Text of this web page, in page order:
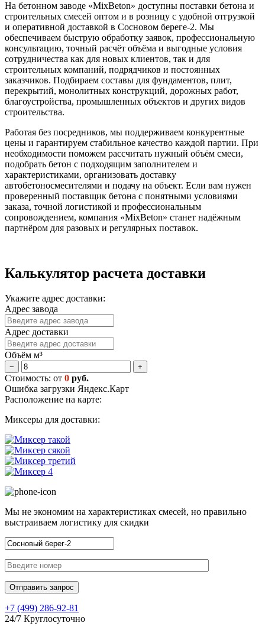
На бетонном заводе «MixBeton» доступны поставки бетона и
строительных смесей оптом и в розницу с удобной отгрузкой
и оперативной доставкой в Сосновом береге-2. Мы
обеспечиваем быструю обработку заявок, профессиональную
консультацию, точный расчёт объёма и выгодные условия
сотрудничества как для новых клиентов, так и для
строительных компаний, подрядчиков и постоянных
заказчиков. Подбираем составы для фундаментов, плит,
перекрытий, монолитных конструкций, дорожных работ,
благоустройства, промышленных объектов и других видов
строительства.
Работая без посредников, мы поддерживаем конкурентные
цены и гарантируем стабильное качество каждой партии. При
необходимости поможем рассчитать нужный объём смеси,
подобрать бетон с подходящим заполнителем и
характеристиками, организовать доставку
автобетоносмесителями и подачу на объект. Если вам нужен
проверенный поставщик бетона с понятными условиями
заказа, точной логистикой и профессиональным
сопровождением, компания «MixBeton» станет надёжным
партнёром для разовых и регулярных поставок.
Калькулятор расчета доставки
Укажите адрес доставки:
Адрес завода
Адрес доставки
Объём м³
− +
Стоимость: от 0 руб.
Ошибка загрузки Яндекс.Карт
Расположение на карте:
Миксеры для доставки:
Мы не экономим на характеристиках смесей, но правильно
выстраиваем логистику для скидки
+7 (499) 286-92-81
24/7 Круглосуточно